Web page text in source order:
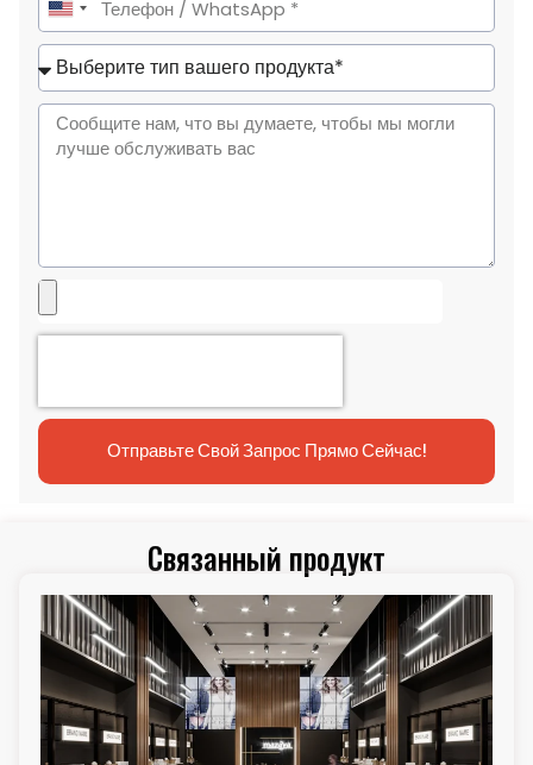
United
States
+1
Отправьте Свой Запрос Прямо Сейчас!
Связанный продукт